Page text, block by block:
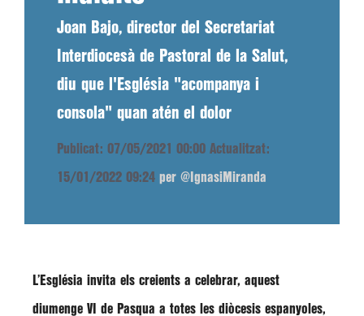
Joan Bajo, director del Secretariat
Interdiocesà de Pastoral de la Salut,
diu que l'Església "acompanya i
consola" quan atén el dolor
Publicat: 07/05/2021 00:00 Actualitzat:
15/01/2022 09:24 per @IgnasiMiranda
L’Església invita els creients a celebrar, aquest
diumenge VI de Pasqua a totes les diòcesis espanyoles,